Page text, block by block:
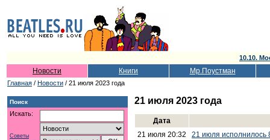
10.10.
Новости Книги Мр.Поустман
Главная / Новости / 21 июля 2023 года
Поиск
Искать:
Советы
21 июля 2023 года
Дата
21 июля 20:32
21 июля исполнилось